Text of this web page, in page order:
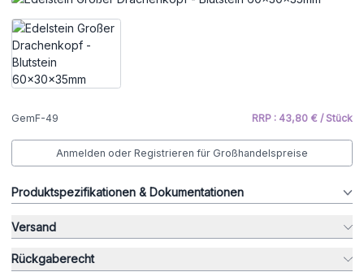
GemF-49 RRP : 43,80 € / Stück
Anmelden oder Registrieren für Großhandelspreise
Produktspezifikationen & Dokumentationen
Versand
Rückgaberecht